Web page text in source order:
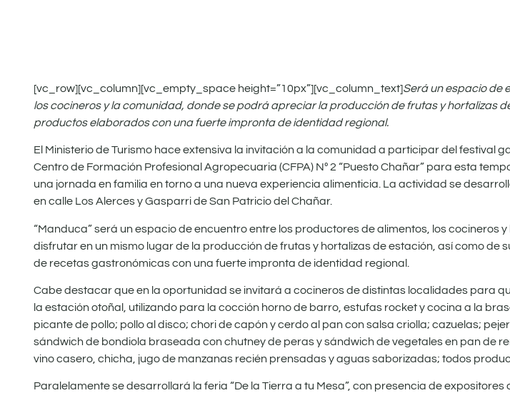
[vc_row][vc_column][vc_empty_space height=”10px”][vc_column_text]Será un espacio de
los cocineros y la comunidad, donde se podrá apreciar la producción de frutas y hortalizas
productos elaborados con una fuerte impronta de identidad regional.
El Ministerio de Turismo hace extensiva la invitación a la comunidad a participar del festival
Centro de Formación Profesional Agropecuaria (CFPA) Nº 2 “Puesto Chañar” para esta
una jornada en familia en torno a una nueva experiencia alimenticia. La actividad se
en calle Los Alerces y Gasparri de San Patricio del Chañar.
“Manduca” será un espacio de encuentro entre los productores de alimentos, los cocineros
disfrutar en un mismo lugar de la producción de frutas y hortalizas de estación, así como
de recetas gastronómicas con una fuerte impronta de identidad regional.
Cabe destacar que en la oportunidad se invitará a cocineros de distintas localidades para
la estación otoñal, utilizando para la cocción horno de barro, estufas rocket y cocina a la
picante de pollo; pollo al disco; chori de capón y cerdo al pan con salsa criolla; cazuelas;
sándwich de bondiola braseada con chutney de peras y sándwich de vegetales en pan de
vino casero, chicha, jugo de manzanas recién prensadas y aguas saborizadas; todos
Paralelamente se desarrollará la feria “De la Tierra a tu Mesa”, con presencia de